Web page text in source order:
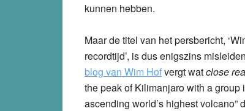
kunnen hebben.
Maar de titel van het persbericht,
recordtijd’, is dus enigszins
blog van Wim Hofvergt watclose
the peak of Kilimanjaro with a
ascending world’s highest volcano”